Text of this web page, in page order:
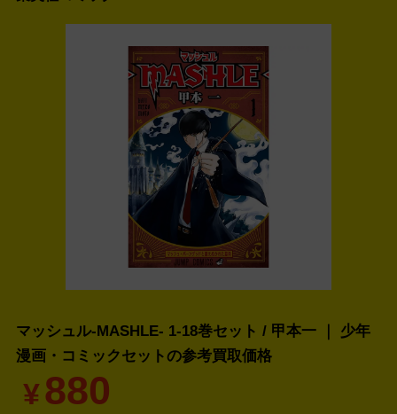
マッシュル-MASHLE- 1-18巻セット / 甲本一 ｜ 少年
漫画・コミックセットの参考買取価格
¥880